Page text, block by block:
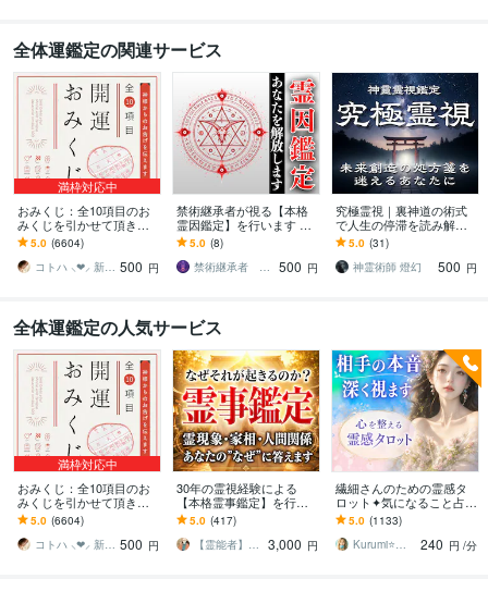
全体運鑑定の関連サービス
満枠対応中
おみくじ：全10項目のお
みくじを引かせて頂きま
す ㊙あなた様がこの先ど
う進むかの道しるべにな
さってください！
5.0 (6604)
コトハ ⸜❤︎⸝ 新サービス提供開始✨️ 500 円
禁術継承者が視る【本格
霊因鑑定】を行います 家
系因果・先祖・土地・人
間関係・悪縁・霊干渉・
因縁・結界浄化
5.0 (8)
禁術継承者 龍空（リューク）
500 円
究極霊視｜裏神道の術式
で人生の停滞を読み解き
ます 守護霊・復縁・不
倫・子宝・家族・離婚・
子供・仕事・人間関係
5.0 (31)
神霊術師 燈幻
500 円
全体運鑑定の人気サービス
満枠対応中
おみくじ：全10項目のお
みくじを引かせて頂きま
す ㊙あなた様がこの先ど
う進むかの道しるべにな
さってください！
5.0 (6604)
コトハ ⸜❤︎⸝ 新サービス提供開始✨️ 500 円
30年の霊視経験による
【本格霊事鑑定】を行い
ます 霊現象・家相・家
系・先祖・土地・人間関
係・悪縁・因縁・厄払い
5.0 (417)
【霊能者】天晴
3,000 円
繊細さんのための霊感タ
ロット✦気になること占い
ます 不安やモヤモヤを整
理し、あなたの自分軸を
整えます⭐️
5.0 (1133)
Kurumi⭐️精霊占い
240 円 /分